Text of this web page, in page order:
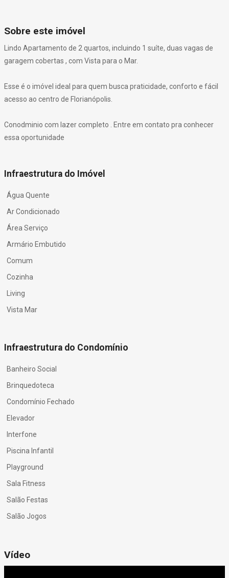
Sobre este imóvel
Lindo Apartamento de 2 quartos, incluindo 1 suíte, duas vagas de
garagem cobertas , com Vista para o Mar.
Esse é o imóvel ideal para quem busca praticidade, conforto e fácil
acesso ao centro de Florianópolis.
Conodminio com lazer completo . Entre em contato pra conhecer
essa oportunidade
Infraestrutura do Imóvel
Água Quente
Ar Condicionado
Área Serviço
Armário Embutido
Comum
Cozinha
Living
Vista Mar
Infraestrutura do Condomínio
Banheiro Social
Brinquedoteca
Condomínio Fechado
Elevador
Interfone
Piscina Infantil
Playground
Sala Fitness
Salão Festas
Salão Jogos
Vídeo